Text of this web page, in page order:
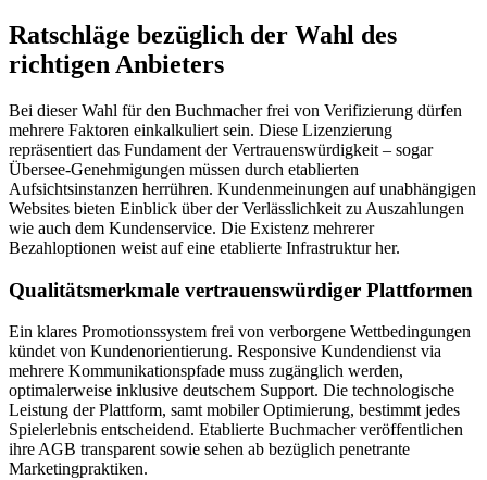
Ratschläge bezüglich der Wahl des
richtigen Anbieters
Bei dieser Wahl für den Buchmacher frei von Verifizierung dürfen
mehrere Faktoren einkalkuliert sein. Diese Lizenzierung
repräsentiert das Fundament der Vertrauenswürdigkeit – sogar
Übersee-Genehmigungen müssen durch etablierten
Aufsichtsinstanzen herrühren. Kundenmeinungen auf unabhängigen
Websites bieten Einblick über der Verlässlichkeit zu Auszahlungen
wie auch dem Kundenservice. Die Existenz mehrerer
Bezahloptionen weist auf eine etablierte Infrastruktur her.
Qualitätsmerkmale vertrauenswürdiger Plattformen
Ein klares Promotionssystem frei von verborgene Wettbedingungen
kündet von Kundenorientierung. Responsive Kundendienst via
mehrere Kommunikationspfade muss zugänglich werden,
optimalerweise inklusive deutschem Support. Die technologische
Leistung der Plattform, samt mobiler Optimierung, bestimmt jedes
Spielerlebnis entscheidend. Etablierte Buchmacher veröffentlichen
ihre AGB transparent sowie sehen ab bezüglich penetrante
Marketingpraktiken.